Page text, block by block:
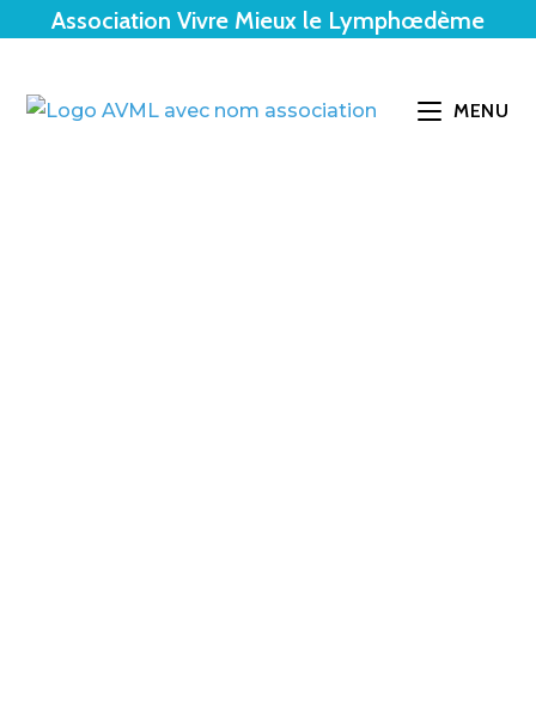
Association Vivre Mieux le Lymphœdème
MENU